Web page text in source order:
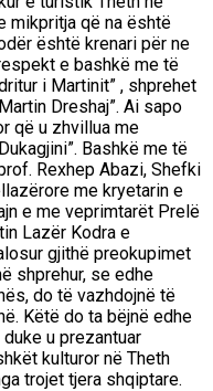
mikpritja që na është
është krenari për ne
e bashkë me të
i Martinit” , shprehet
Dreshaj”. Ai sapo
që u zhvillua me
Bashkë me të
Rexhep Abazi, Shefki
me kryetarin e
e me veprimtarët Prelë
Lazër Kodra e
gjithë preokupimet
shprehur, se edhe
do të vazhdojnë të
Këtë do ta bëjnë edhe
u prezantuar
kulturor në Theth
trojet tjera shqiptare.